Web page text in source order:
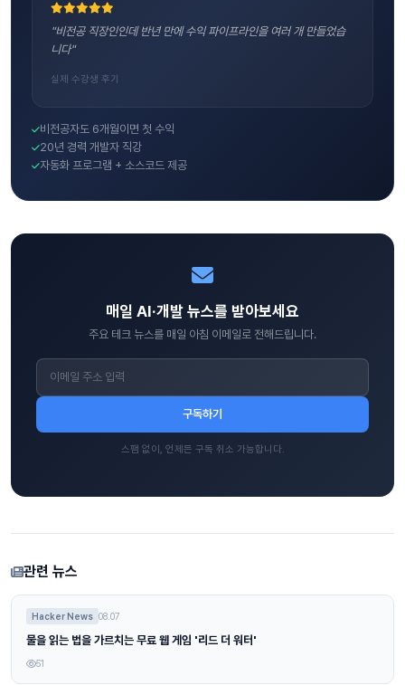
"비전공 직장인인데 반년 만에 수익 파이프라인을 여러 개 만들었습
니다"
실제 수강생 후기
비전공자도 6개월이면 첫 수익
20년 경력 개발자 직강
자동화 프로그램 + 소스코드 제공
매일 AI·개발 뉴스를 받아보세요
주요 테크 뉴스를 매일 아침 이메일로 전해드립니다.
구독하기
스팸 없이, 언제든 구독 취소 가능합니다.
관련 뉴스
Hacker News 08.07
물을 읽는 법을 가르치는 무료 웹 게임 '리드 더 워터'
51